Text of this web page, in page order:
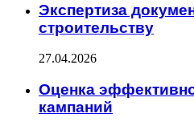
Экспертиза
строительству
27.04.2026
Оценка
кампаний